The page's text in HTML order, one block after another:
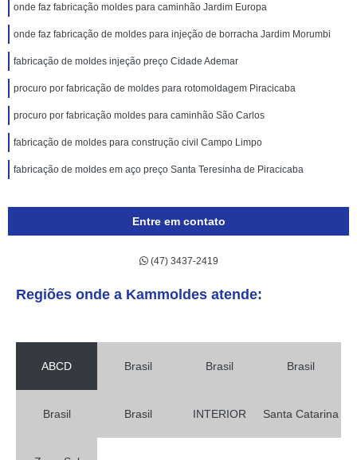
onde faz fabricação moldes para caminhão Jardim Europa
onde faz fabricação de moldes para injeção de borracha Jardim Morumbi
fabricação de moldes injeção preço Cidade Ademar
procuro por fabricação de moldes para rotomoldagem Piracicaba
procuro por fabricação moldes para caminhão São Carlos
fabricação de moldes para construção civil Campo Limpo
fabricação de moldes em aço preço Santa Teresinha de Piracicaba
Entre em contato
(47) 3437-2419
Regiões onde a Kammoldes atende:
ABCD Brasil Brasil Brasil
Brasil Brasil INTERIOR Santa Catarina